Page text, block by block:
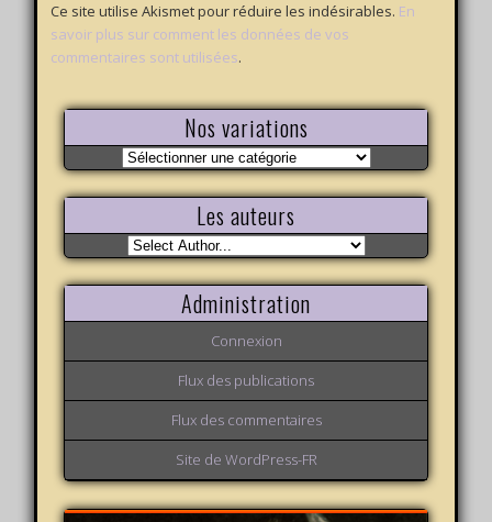
Ce site utilise Akismet pour réduire les indésirables. En
savoir plus sur comment les données de vos
commentaires sont utilisées.
Nos variations
Nos
variations
Les auteurs
Administration
Connexion
Flux des publications
Flux des commentaires
Site de WordPress-FR